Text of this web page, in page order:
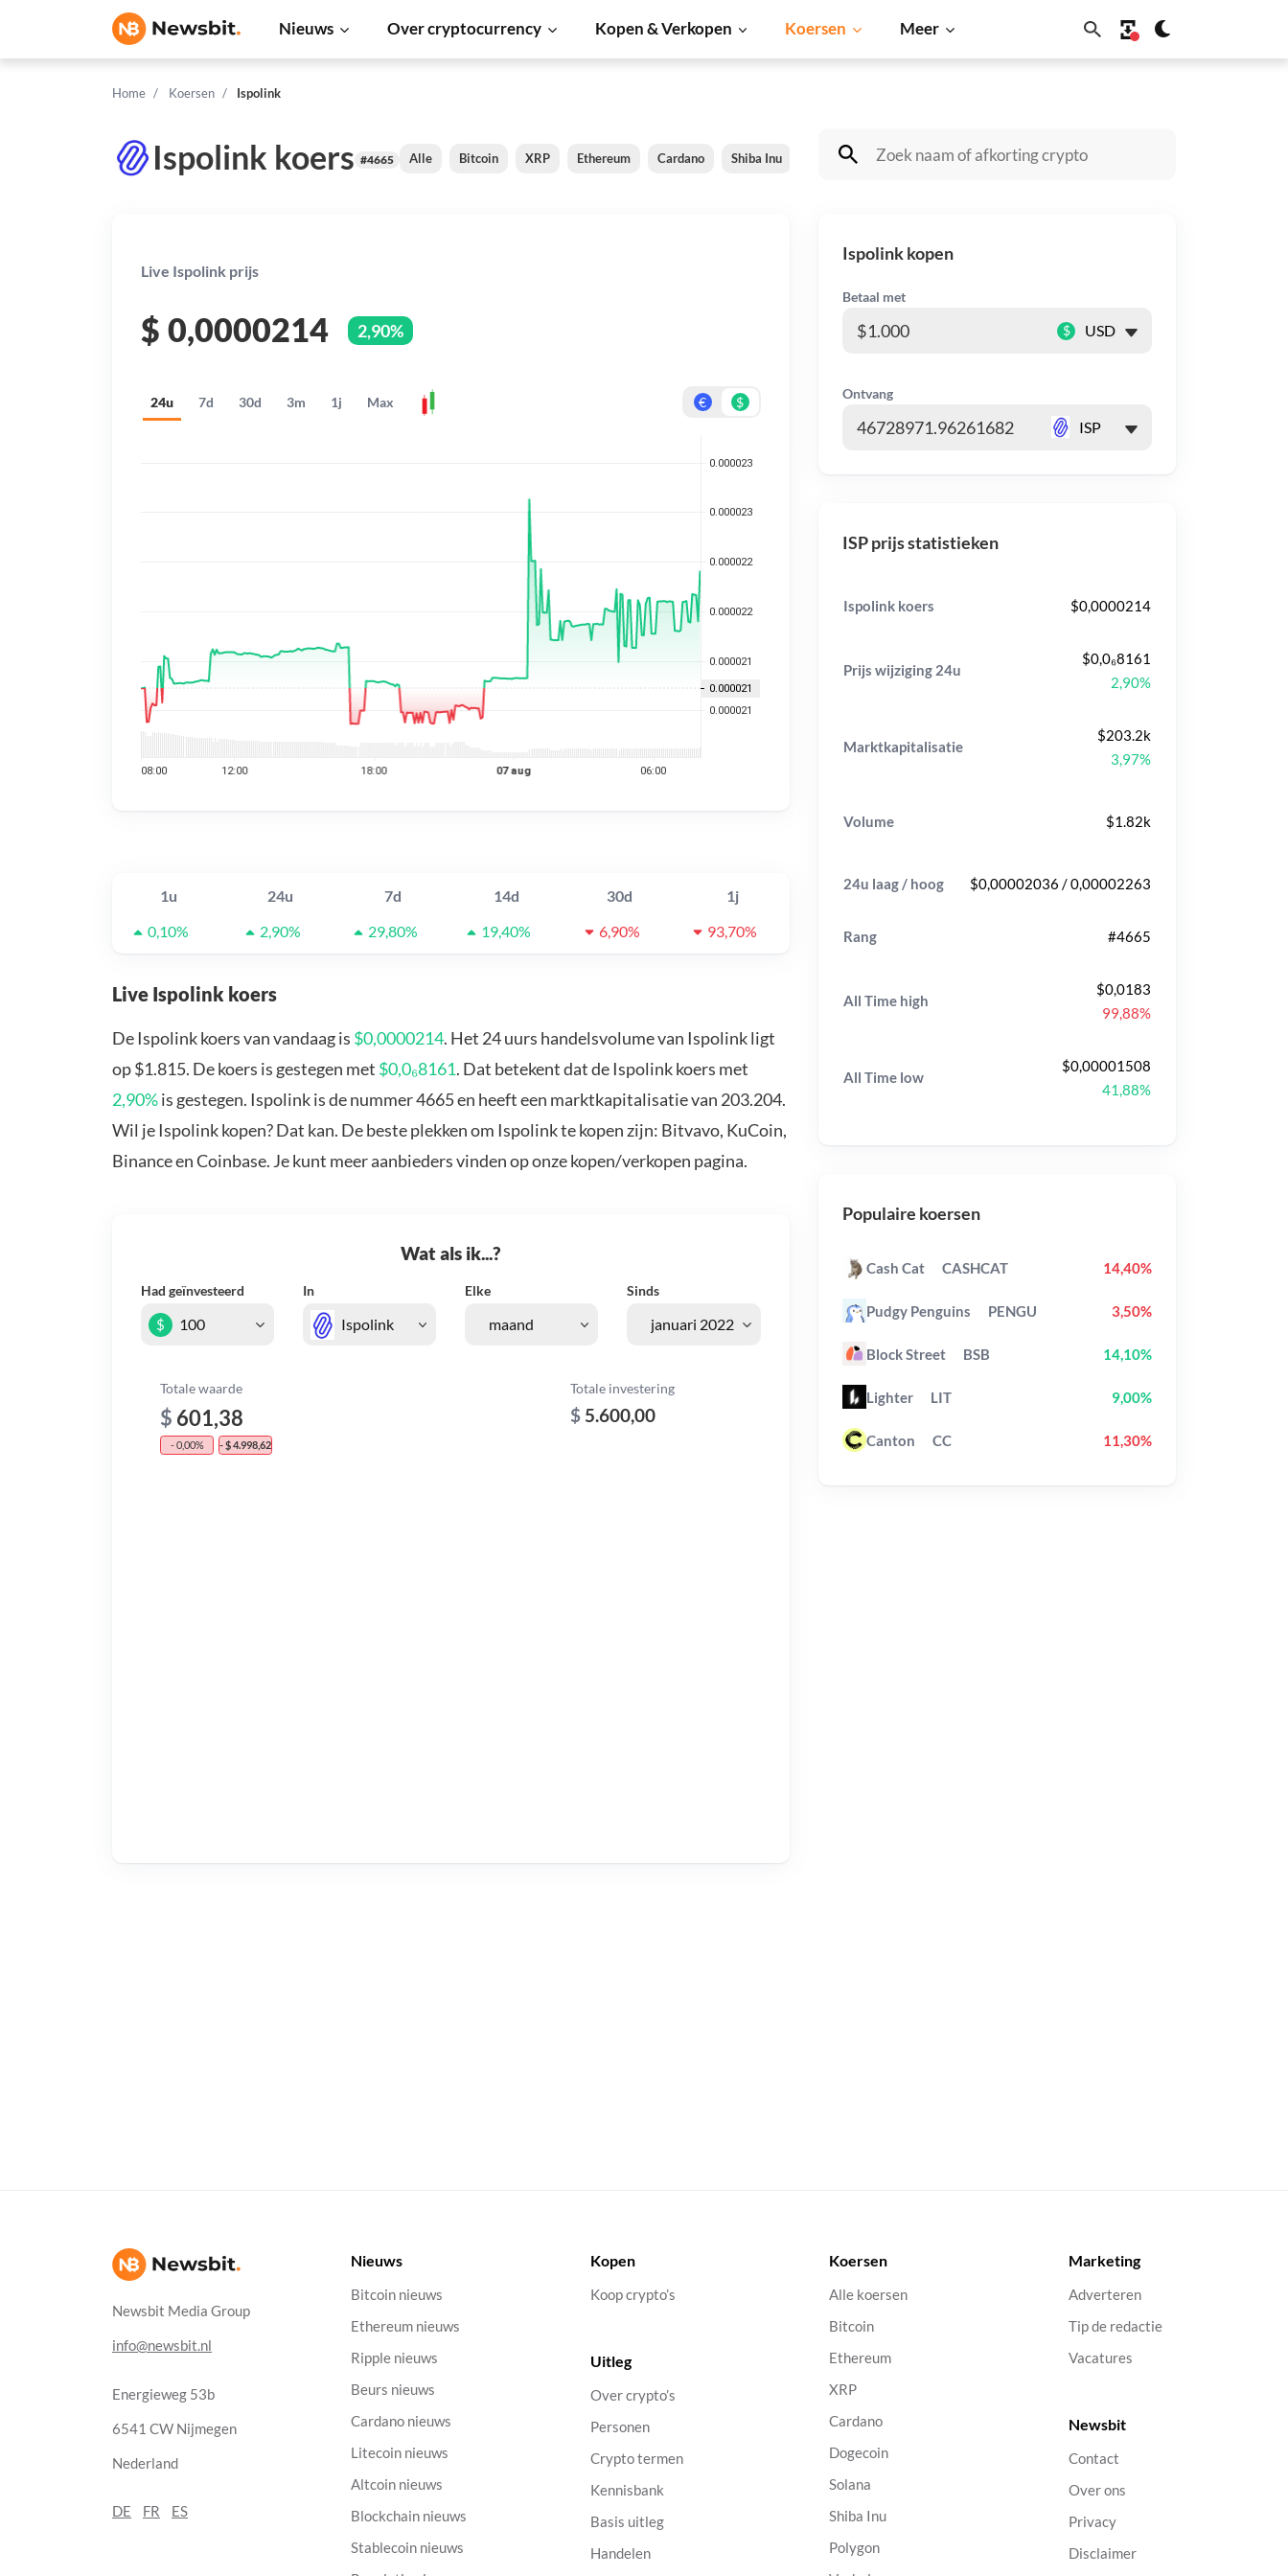
Nieuws Over cryptocurrency Kopen & Verkopen Koersen Meer
Home Koersen Ispolink
Ispolink koers #4665 Alle Bitcoin XRP Ethereum Cardano Shiba Inu Dogecoin Solana BNB
Live Ispolink prijs
$ 0,0000214 2,90%
24u 7d 30d 3m 1j Max € $
1u 24u 7d 14d 30d
1j
0,10%
2,90% 29,80% 19,40% 6,90% 93,70%
Live Ispolink koers
De Ispolink koers van vandaag is $0,0000214. Het 24 uurs handelsvolume van Ispolink ligt
op $1.815. De koers is gestegen met $0,0₆8161. Dat betekent dat de Ispolink koers met
2,90%is gestegen. Ispolink is de nummer 4665 en heeft een marktkapitalisatie van 203.204.
Wil je Ispolink kopen? Dat kan. De beste plekken om Ispolink te kopen zijn: Bitvavo, KuCoin,
Binance en Coinbase. Je kunt meer aanbieders vinden op onze kopen/verkopen pagina.
Wat als ik...?
Had geïnvesteerd In Elke Sinds
$
Totale waarde
$ 601,38
- 0,00% - $ 4.998,62
Totale investering
$ 5.600,00
Ispolink kopen
Betaal met
$
Ontvang
ISP prijs statistieken
Ispolink koers $0,0000214
Prijs wijziging 24u
$0,0₆8161
2,90%
Marktkapitalisatie
$203.2k
3,97%
Volume $1.82k
24u laag / hoog $0,00002036 / 0,00002263
Rang #4665
All Time high
$0,0183
99,88%
All Time low
$0,00001508
41,88%
Populaire koersen
Cash Cat CASHCAT 14,40%
Pudgy Penguins PENGU 3,50%
Block Street BSB 14,10%
Lighter LIT 9,00%
Canton CC 11,30%
Newsbit Media Group
info@newsbit.nl
Energieweg 53b
6541 CW Nijmegen
Nederland
DE FR ES
Nieuws
Bitcoin nieuws
Ethereum nieuws
Ripple nieuws
Beurs nieuws
Cardano nieuws
Litecoin nieuws
Altcoin nieuws
Blockchain nieuws
Stablecoin nieuws
Kopen
Koop crypto’s
Uitleg
Over crypto’s
Personen
Crypto termen
Kennisbank
Basis uitleg
Handelen
Koersen
Alle koersen
Bitcoin
Ethereum
XRP
Cardano
Dogecoin
Solana
Shiba Inu
Polygon
Marketing
Adverteren
Tip de redactie
Vacatures
Newsbit
Contact
Over ons
Privacy
Disclaimer